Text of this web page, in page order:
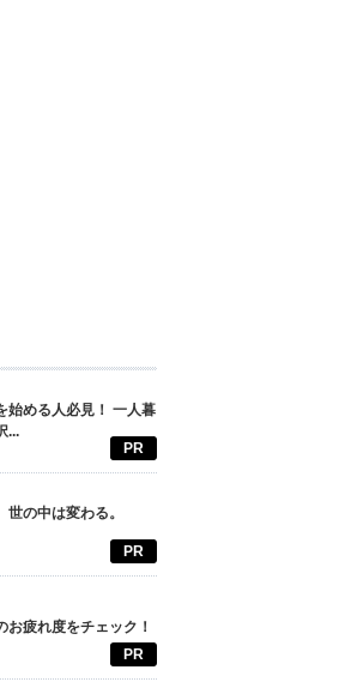
始める人必見！ 一人暮
...
PR
の中は変わる。
PR
お疲れ度をチェック！
PR